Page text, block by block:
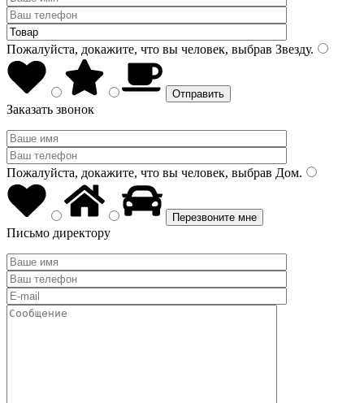
Пожалуйста, докажите, что вы человек, выбрав Звезду.
Заказать звонок
Пожалуйста, докажите, что вы человек, выбрав Дом.
Письмо директору